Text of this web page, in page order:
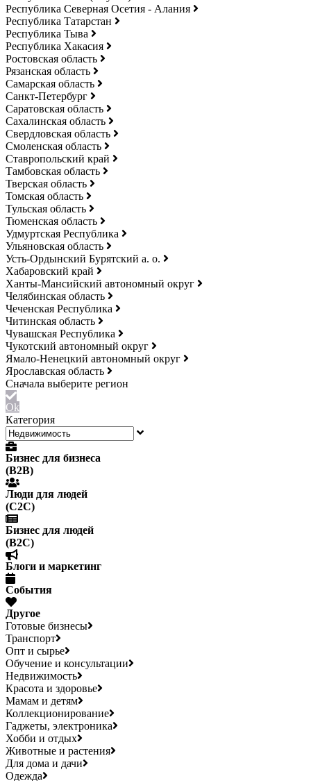
Республика Северная Осетия - Алания
Республика Татарстан
Республика Тыва
Республика Хакасия
Ростовская область
Рязанская область
Самарская область
Санкт-Петербург
Саратовская область
Сахалинская область
Свердловская область
Смоленская область
Ставропольский край
Тамбовская область
Тверская область
Томская область
Тульская область
Тюменская область
Удмуртская Республика
Ульяновская область
Усть-Ордынский Бурятский а. о.
Хабаровский край
Ханты-Мансийский автономный округ
Челябинская область
Чеченская Республика
Читинская область
Чувашская Республика
Чукотский автономный округ
Ямало-Ненецкий автономный округ
Ярославская область
Ok
Категория
Бизнес для бизнеса
(B2B)
Люди для людей
(С2С)
Бизнес для людей
(B2C)
Блоги и маркетинг
События
Другое
Готовые бизнесы
Транспорт
Опт и сырье
Обучение и консультации
Недвижимость
Красота и здоровье
Мамам и детям
Коллекционирование
Гаджеты, электроника
Хобби и отдых
Животные и растения
Для дома и дачи
Одежда